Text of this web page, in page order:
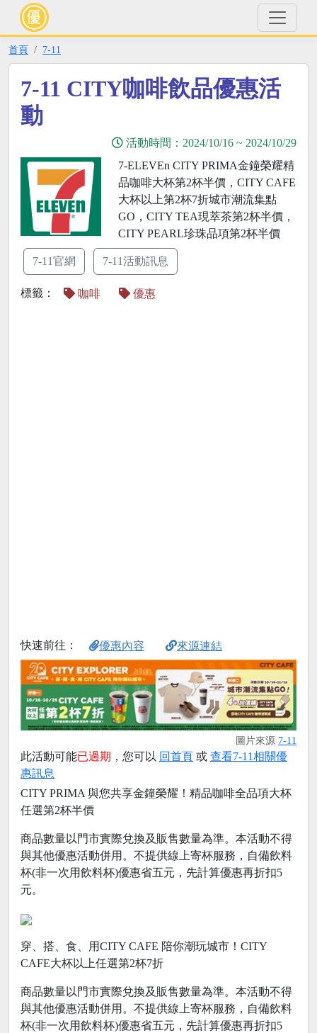
首頁 7-11
7-11 CITY咖啡飲品優惠活
動
活動時間： 2024/10/16 ~ 2024/10/29
7-ELEVEn CITY PRIMA金鐘榮耀精
品咖啡大杯第2杯半價，CITY CAFE
大杯以上第2杯7折城市潮流集點
GO，CITY TEA現萃茶第2杯半價，
CITY PEARL珍珠品項第2杯半價
7-11官網 7-11活動訊息
標籤： 咖啡 優惠
快速前往： 優惠內容 來源連結
圖片來源 7-11
此活動可能已過期 ，您可以 回首頁 或 查看7-11相關優
惠訊息
CITY PRIMA 與您共享金鐘榮耀！精品咖啡全品項大杯
任選第2杯半價
商品數量以門市實際兌換及販售數量為準。本活動不得
與其他優惠活動併用。不提供線上寄杯服務，自備飲料
杯(非一次用飲料杯)優惠省五元，先計算優惠再折扣5
元。
穿、搭、食、用CITY CAFE 陪你潮玩城市！CITY
CAFE大杯以上任選第2杯7折
商品數量以門市實際兌換及販售數量為準。本活動不得
與其他優惠活動併用。不提供線上寄杯服務，自備飲料
杯(非一次用飲料杯)優惠省五元，先計算優惠再折扣5